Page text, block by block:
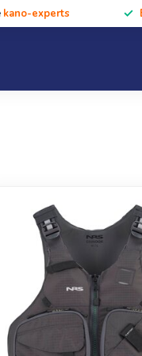
kano-expertsCursussen &